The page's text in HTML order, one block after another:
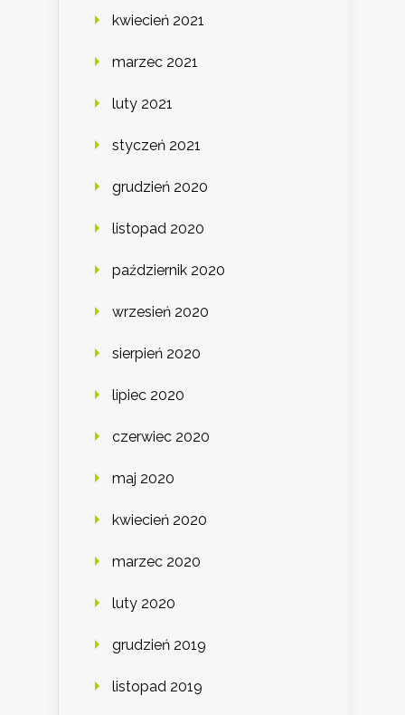
kwiecień 2021
marzec 2021
luty 2021
styczeń 2021
grudzień 2020
listopad 2020
październik 2020
wrzesień 2020
sierpień 2020
lipiec 2020
czerwiec 2020
maj 2020
kwiecień 2020
marzec 2020
luty 2020
grudzień 2019
listopad 2019